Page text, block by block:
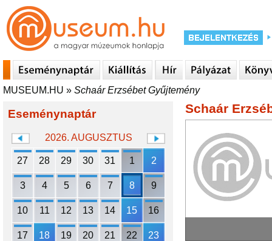
MUSEUM.HU » Schaár Erzsébet Gyűjtemény
Eseménynaptár
2026. AUGUSZTUS
27 28 29 30 31 1 2
3 4 5 6 7 8 9
10 11 12 13 14 15 16
17 18 19 20 21 22 23
Schaár